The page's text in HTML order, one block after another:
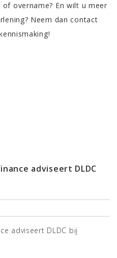
overname? En wilt u meer
Neem dan contact
adviseert DLDC
adviseert DLDC bij